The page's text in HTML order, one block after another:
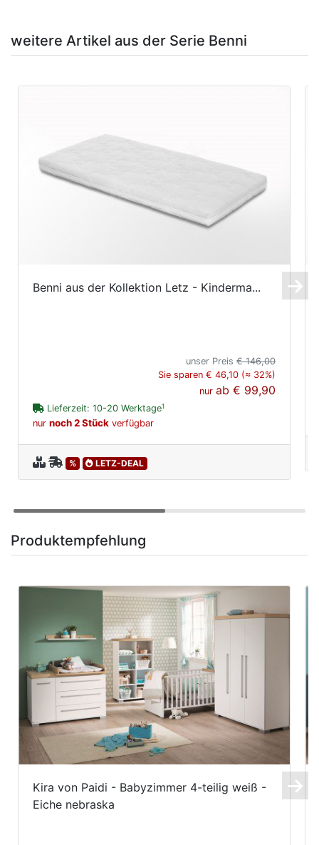
weitere Artikel aus der Serie Benni
Benni aus der Kollektion Letz - Kinderma...
unser Preis€ 146,00
Sie sparen € 46,10 (≈ 32%)
nurab€ 99,90
Lieferzeit: 10-20 Werktage1
nur noch 2 Stück verfügbar
% LETZ-DEAL
Produktempfehlung
Kira von Paidi - Babyzimmer 4-teilig weiß -
Eiche nebraska